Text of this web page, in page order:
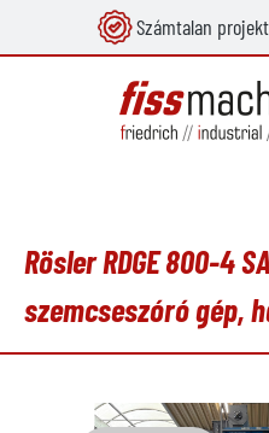
Számtalan
Rösler RDGE 800-4
szemcseszóró gép,
Képgaléria kihagyása